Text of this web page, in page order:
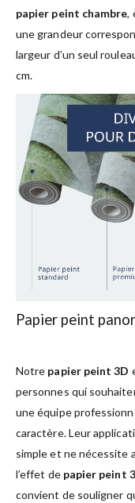
papier peint chambre,
une grandeur
largeur d’un seul
cm.
Papier peint
Notre papier peint 3D
personnes qui
une équipe
caractère. Leur
simple et ne nécessite
l’effet de papier peint
convient de souligner